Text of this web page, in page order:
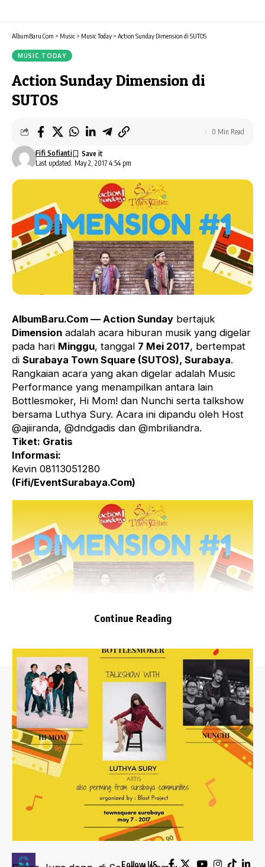
AlbumBaru.Com > Music > Music Today > Action Sunday Dimension di SUTOS
MUSIC TODAY
Action Sunday Dimension di
SUTOS
Last updated: May 2, 2017 4:54 pm
Fifi Sofianti
0 Min Read
AlbumBaru.Com — Action Sunday bertajuk
Dimension adalah acara hiburan musik yang digelar
pada hari Minggu, tanggal 7 Mei 2017, bertempat
di Surabaya Town Square (SUTOS), Surabaya.
Rangkaian acara yang akan digelar adalah Music
Performance yang menampilkan antara lain
Bottlesmoker, Hi Mom! dan Nunchi serta talkshow
bersama Luthya Sury. Acara ini dipandu oleh Host
@ajiiranda, @dndgadis dan @mbriliandra.
Tiket: Gratis
Informasi:
Kevin 08113051280
(Fifi/EventSurabaya.Com)
Continue Reading
Situs musik Indonesia terlengkap. Info album
terbaru, Playlists Terbaik, Lirik Lagu, Video Musik,
How-To, Gadget, Planet Jazz, hingga Lifestyle.
KETENTUAN
TERMS OF USE
MORE INFO
ABOUT US
ADVERTISING
CONTACT US
Follow US